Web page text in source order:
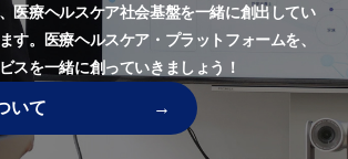
医療ヘルスケア社会基盤を一緒に創出してい
す。
医療ヘルスケア・プラットフォームを、
スを一緒に創っていきましょう！
いて